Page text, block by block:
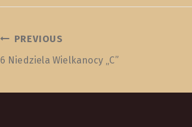
NAWIGACJA
WPISU
PREVIOUS
6 Niedziela Wielkanocy „C”